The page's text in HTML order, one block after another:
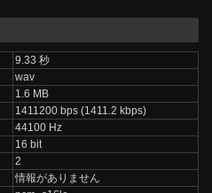
9.33 秒
wav
1.6 MB
1411200 bps (1411.2 kbps)
44100 Hz
16 bit
2
情報がありません